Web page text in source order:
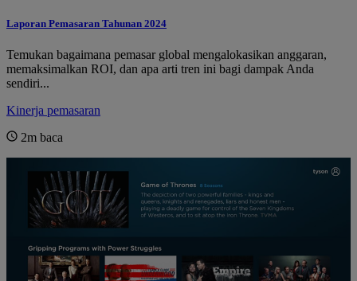
Laporan Pemasaran Tahunan 2024
Temukan bagaimana pemasar global mengalokasikan anggaran,
memaksimalkan ROI, dan apa arti tren ini bagi dampak Anda
sendiri...
Kinerja pemasaran
2m baca